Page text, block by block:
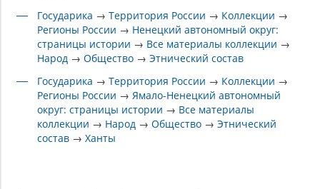
Государика →Территория России → Коллекции →
Регионы России → Ненецкий автономный округ:
страницы истории → Все материалы коллекции →
Народ →Общество →Этнический состав
Государика →Территория России → Коллекции →
Регионы России →Ямало-Ненецкий автономный
округ: страницы истории → Все материалы
коллекции → Народ →Общество →Этнический
состав →Ханты